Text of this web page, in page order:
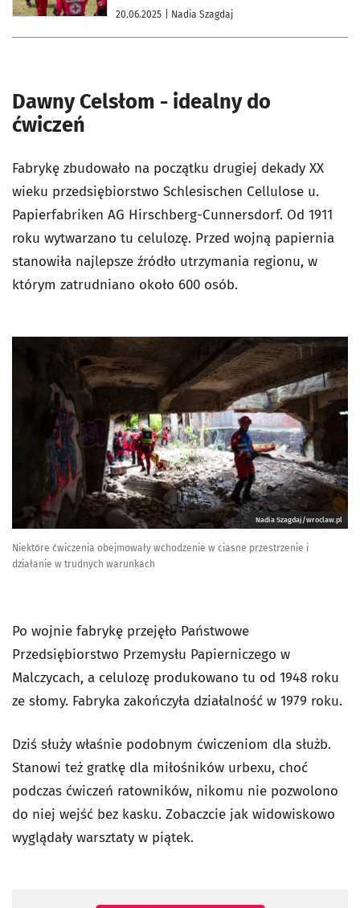
20.06.2025 | Nadia Szagdaj
Dawny Celsłom - idealny do
ćwiczeń
Fabrykę zbudowało na początku drugiej dekady XX
wieku przedsiębiorstwo Schlesischen Cellulose u.
Papierfabriken AG Hirschberg-Cunnersdorf. Od 1911
roku wytwarzano tu celulozę. Przed wojną papiernia
stanowiła najlepsze źródło utrzymania regionu, w
którym zatrudniano około 600 osób.
Nadia Szagdaj/wroclaw.pl
Niektóre ćwiczenia obejmowały wchodzenie w ciasne przestrzenie i
działanie w trudnych warunkach
Po wojnie fabrykę przejęło Państwowe
Przedsiębiorstwo Przemysłu Papierniczego w
Malczycach, a celulozę produkowano tu od 1948 roku
ze słomy. Fabryka zakończyła działalność w 1979 roku.
Dziś służy właśnie podobnym ćwiczeniom dla służb.
Stanowi też gratkę dla miłośników urbexu, choć
podczas ćwiczeń ratowników, nikomu nie pozwolono
do niej wejść bez kasku. Zobaczcie jak widowiskowo
wyglądały warsztaty w piątek.